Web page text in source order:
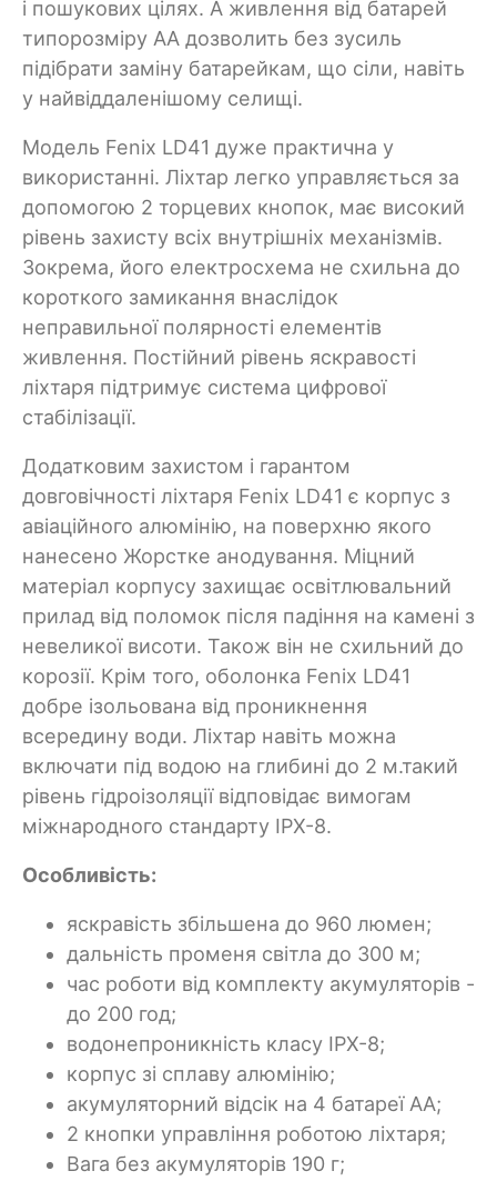
і пошукових цілях. А живлення від батарей
типорозміру АА дозволить без зусиль
підібрати заміну батарейкам, що сіли, навіть
у найвіддаленішому селищі.
Модель Fenix LD41 дуже практична у
використанні. Ліхтар легко управляється за
допомогою 2 торцевих кнопок, має високий
рівень захисту всіх внутрішніх механізмів.
Зокрема, його електросхема не схильна до
короткого замикання внаслідок
неправильної полярності елементів
живлення. Постійний рівень яскравості
ліхтаря підтримує система цифрової
стабілізації.
Додатковим захистом і гарантом
довговічності ліхтаря Fenix LD41 є корпус з
авіаційного алюмінію, на поверхню якого
нанесено Жорстке анодування. Міцний
матеріал корпусу захищає освітлювальний
прилад від поломок після падіння на камені з
невеликої висоти. Також він не схильний до
корозії. Крім того, оболонка Fenix LD41
добре ізольована від проникнення
всередину води. Ліхтар навіть можна
включати під водою на глибині до 2 м.такий
рівень гідроізоляції відповідає вимогам
міжнародного стандарту IPX-8.
Особливість:
яскравість збільшена до 960 люмен;
дальність променя світла до 300 м;
час роботи від комплекту акумуляторів -
до 200 год;
водонепроникність класу IPX-8;
корпус зі сплаву алюмінію;
акумуляторний відсік на 4 батареї АА;
2 кнопки управління роботою ліхтаря;
Вага без акумуляторів 190 г;